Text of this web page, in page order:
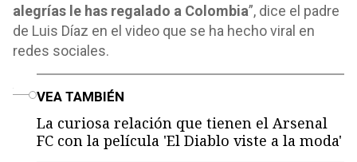
alegrías le has regalado a Colombia”, dice el padre
de Luis Díaz en el video que se ha hecho viral en
redes sociales.
VEA TAMBIÉN
La curiosa relación que tienen el Arsenal
FC con la película 'El Diablo viste a la moda'